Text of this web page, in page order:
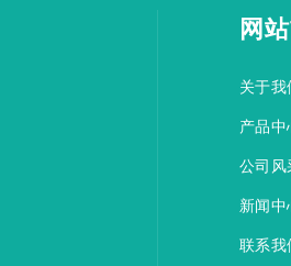
网
关于我
产品中
公司风
新闻中
联系我